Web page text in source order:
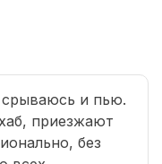
и пью.
приезжают
без